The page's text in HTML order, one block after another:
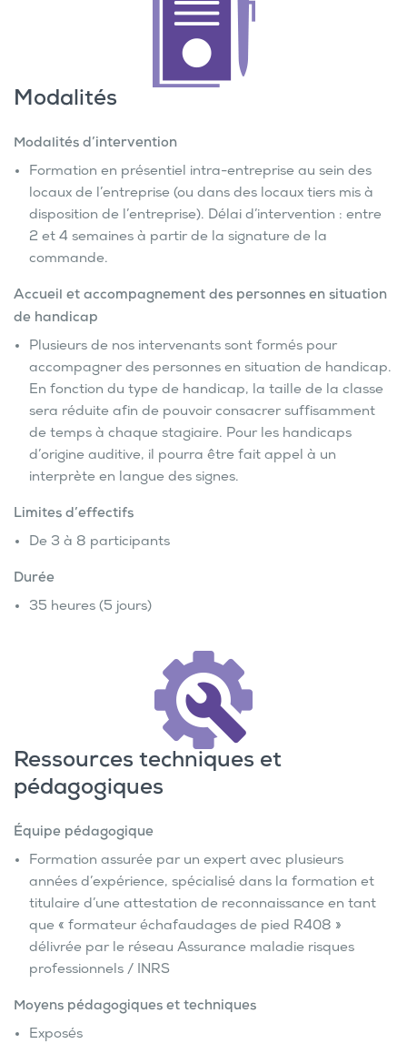
Modalités
Modalités d’intervention
Formation en présentiel intra-entreprise au sein des
locaux de l’entreprise (ou dans des locaux tiers mis à
disposition de l’entreprise). Délai d’intervention : entre
2 et 4 semaines à partir de la signature de la
commande.
Accueil et accompagnement des personnes en situation
de handicap
Plusieurs de nos intervenants sont formés pour
accompagner des personnes en situation de handicap.
En fonction du type de handicap, la taille de la classe
sera réduite afin de pouvoir consacrer suffisamment
de temps à chaque stagiaire. Pour les handicaps
d’origine auditive, il pourra être fait appel à un
interprète en langue des signes.
Limites d’effectifs
De 3 à 8 participants
Durée
35 heures (5 jours)
Ressources techniques et
pédagogiques
Équipe pédagogique
Formation assurée par un expert avec plusieurs
années d’expérience, spécialisé dans la formation et
titulaire d’une attestation de reconnaissance en tant
que « formateur échafaudages de pied R408 »
délivrée par le réseau Assurance maladie risques
professionnels / INRS
Moyens pédagogiques et techniques
Exposés